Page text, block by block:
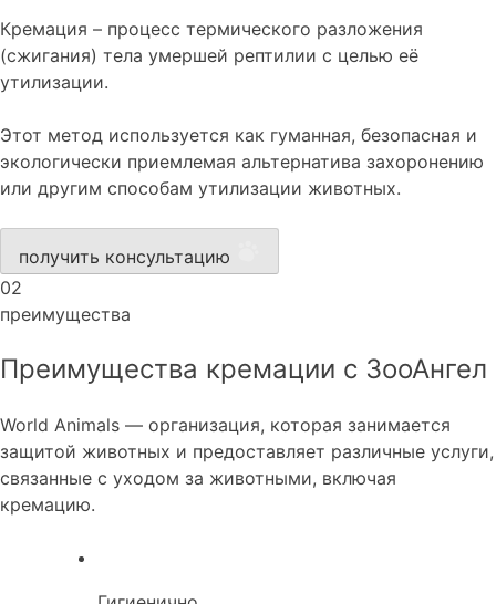
Кремация – процесс термического разложения
(сжигания) тела умершей рептилии с целью её
утилизации.
Этот метод используется как гуманная, безопасная и
экологически приемлемая альтернатива захоронению
или другим способам утилизации животных.
получить консультацию
02
преимущества
Преимущества кремации с ЗооАнгел
World Animals — организация, которая занимается
защитой животных и предоставляет различные услуги,
связанные с уходом за животными, включая
кремацию.